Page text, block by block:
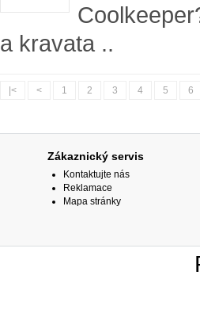
a kravata ..
|< < 1 2 3 4 5 6
Zákaznický servis
Kontaktujte nás
Reklamace
Mapa stránky